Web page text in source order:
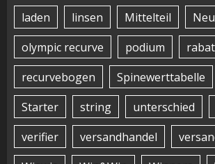
laden
linsen Mittelteil
olympic recurve
podium
recurvebogen
Spinewerttabelle
Starter
string unterschied
verifier
versandhandel